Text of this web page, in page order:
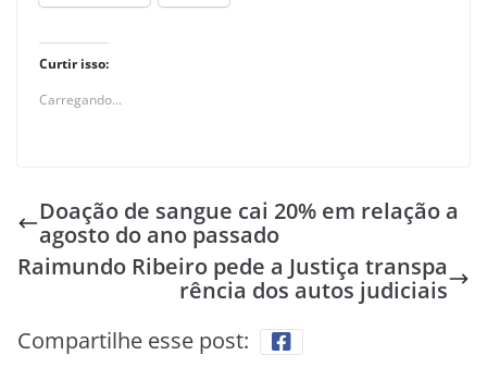
Curtir isso:
Carregando...
Doação de sangue cai 20% em relação a
agosto do ano passado
Raimundo Ribeiro pede a Justiça transpa
rência dos autos judiciais
Compartilhe esse post: